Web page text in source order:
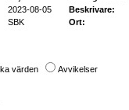
2023-08-05
Beskrivare:
SBK Ort:
värden Avvikelser